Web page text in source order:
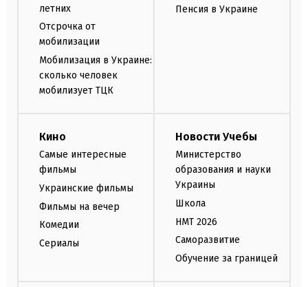
летних
Отсрочка от
мобилизации
Мобилизация в Украине:
сколько человек
мобилизует ТЦК
Пенсия в Украине
Кино
Самые интересные
фильмы
Украинские фильмы
Фильмы на вечер
Комедии
Сериалы
Новости Учебы
Министерство
образования и науки
Украины
Школа
НМТ 2026
Саморазвитие
Обучение за границей